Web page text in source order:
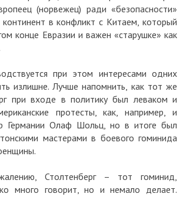
(норвежец) ради «безопасности»
континент в конфликт с Китаем, который
конце Евразии и важен «старушке» как
при этом интересами одних
излишне. Лучше напомнить, как тот же
при входе в политику был леваком и
протесты, как, например, и
Германии Олаф Шольц, но в итоге был
мастерами в боевого гоминида
Столтенберг – тот гоминид,
много говорит, но и немало делает.